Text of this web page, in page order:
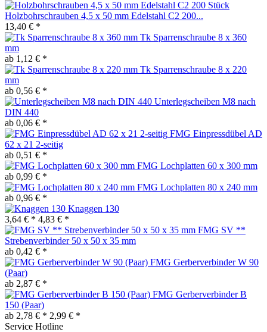
Holzbohrschrauben 4,5 x 50 mm Edelstahl C2 200...
13,40 € *
Tk Sparrenschraube 8 x 360
mm
ab 1,12 € *
Tk Sparrenschraube 8 x 220
mm
ab 0,56 € *
Unterlegscheiben M8 nach
DIN 440
ab 0,06 € *
FMG Einpressdübel AD
62 x 21 2-seitig
ab 0,51 € *
FMG Lochplatten 60 x 300 mm
ab 0,99 € *
FMG Lochplatten 80 x 240 mm
ab 0,96 € *
Knaggen 130
3,64 € * 4,83 € *
FMG SV **
Strebenverbinder 50 x 50 x 35 mm
ab 0,42 € *
FMG Gerberverbinder W 90
(Paar)
ab 2,87 € *
FMG Gerberverbinder B
150 (Paar)
ab 2,78 € * 2,99 € *
Service Hotline